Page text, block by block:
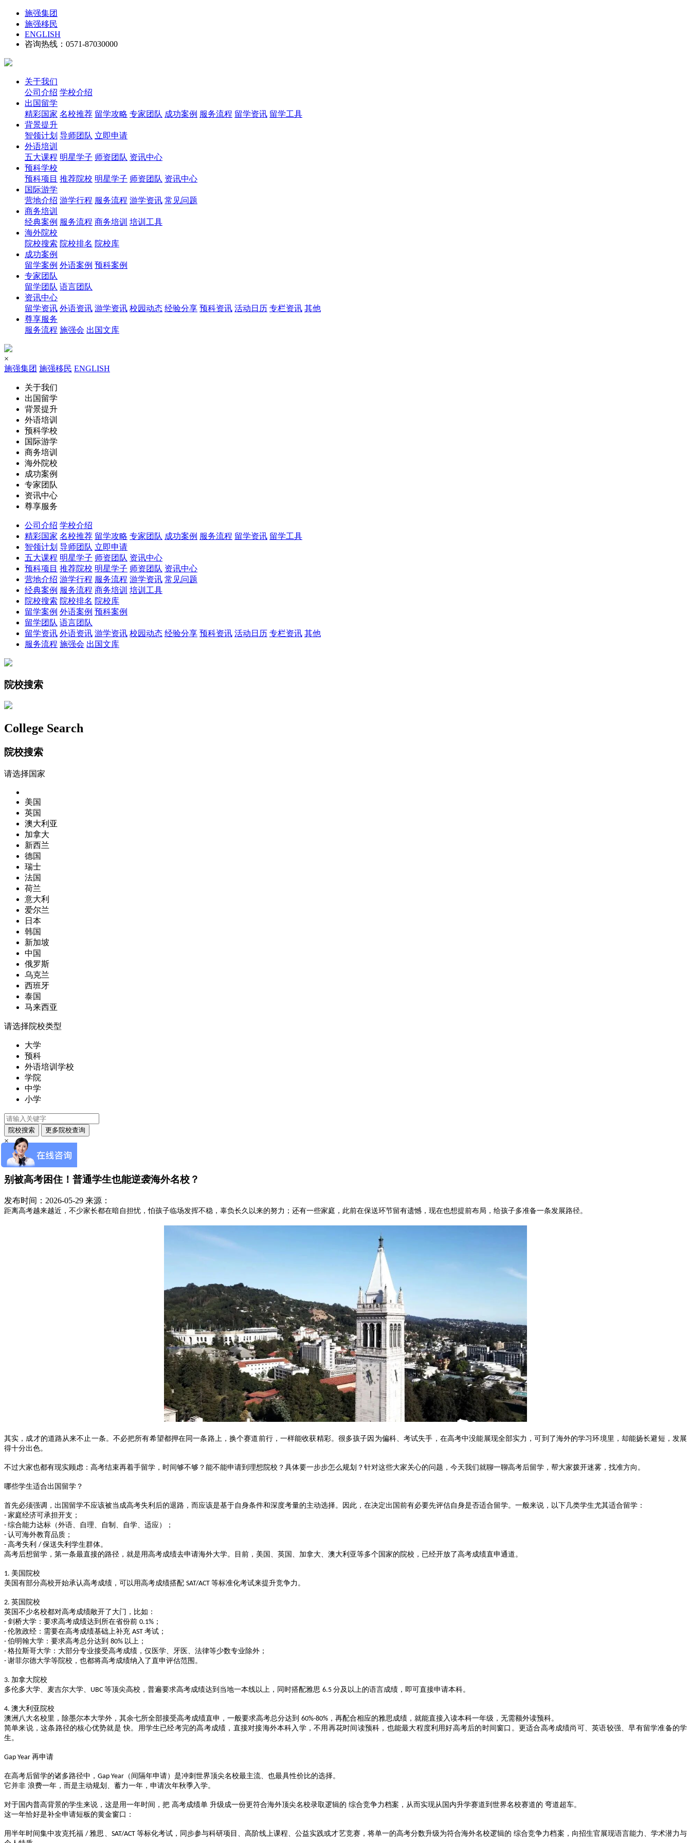
施强集团
施强移民
ENGLISH
咨询热线：0571-87030000
关于我们
公司介绍 学校介绍
出国留学
精彩国家 名校推荐 留学攻略 专家团队 成功案例 服务流程 留学资讯 留学工具
背景提升
智领计划 导师团队 立即申请
外语培训
五大课程 明星学子 师资团队 资讯中心
预科学校
预科项目 推荐院校 明星学子 师资团队 资讯中心
国际游学
营地介绍 游学行程 服务流程 游学资讯 常见问题
商务培训
经典案例 服务流程 商务培训 培训工具
海外院校
院校搜索 院校排名 院校库
成功案例
留学案例 外语案例 预科案例
专家团队
留学团队 语言团队
资讯中心
留学资讯 外语资讯 游学资讯 校园动态 经验分享 预科资讯 活动日历 专栏资讯 其他
尊享服务
服务流程 施强会 出国文库
×
施强集团 施强移民 ENGLISH
关于我们
出国留学
背景提升
外语培训
预科学校
国际游学
商务培训
海外院校
成功案例
专家团队
资讯中心
尊享服务
公司介绍 学校介绍
精彩国家 名校推荐 留学攻略 专家团队 成功案例 服务流程 留学资讯 留学工具
智领计划 导师团队 立即申请
五大课程 明星学子 师资团队 资讯中心
预科项目 推荐院校 明星学子 师资团队 资讯中心
营地介绍 游学行程 服务流程 游学资讯 常见问题
经典案例 服务流程 商务培训 培训工具
院校搜索 院校排名 院校库
留学案例 外语案例 预科案例
留学团队 语言团队
留学资讯 外语资讯 游学资讯 校园动态 经验分享 预科资讯 活动日历 专栏资讯 其他
服务流程 施强会 出国文库
院校搜索
College Search
院校搜索
请选择国家
美国
英国
澳大利亚
加拿大
新西兰
德国
瑞士
法国
荷兰
意大利
爱尔兰
日本
韩国
新加坡
中国
俄罗斯
乌克兰
西班牙
泰国
马来西亚
请选择院校类型
大学
预科
外语培训学校
学院
中学
小学
×
别被高考困住！普通学生也能逆袭海外名校？
发布时间：2026-05-29 来源：
距离高考越来越近，不少家长都在暗自担忧，怕孩子临场发挥不稳，辜负长久以来的努力；还有一些家庭，此前在保送环节留有遗憾，现在也想提前布局，给孩子多准备一条发展路径。
其实，成才的道路从来不止一条。不必把所有希望都押在同一条路上，换个赛道前行，一样能收获精彩。很多孩子因为偏科、考试失手，在高考中没能展现全部实力，可到了海外的学习环境里，却能扬长避短，发展
得十分出色。
不过大家也都有现实顾虑：高考结束再着手留学，时间够不够？能不能申请到理想院校？具体要一步步怎么规划？针对这些大家关心的问题，今天我们就聊一聊高考后留学，帮大家拨开迷雾，找准方向。
哪些学生适合出国留学？
首先必须强调，出国留学不应该被当成高考失利后的退路，而应该是基于自身条件和深度考量的主动选择。因此，在决定出国前有必要先评估自身是否适合留学。一般来说，以下几类学生尤其适合留学：
- 家庭经济可承担开支；
- 综合能力达标（外语、自理、自制、自学、适应）；
- 认可海外教育品质；
- 高考失利 / 保送失利学生群体。
高考后想留学，第一条最直接的路径，就是用高考成绩去申请海外大学。目前，美国、英国、加拿大、澳大利亚等多个国家的院校，已经开放了高考成绩直申通道。
1. 美国院校
美国有部分高校开始承认高考成绩，可以用高考成绩搭配 SAT/ACT 等标准化考试来提升竞争力。
2. 英国院校
英国不少名校都对高考成绩敞开了大门，比如：
- 剑桥大学：要求高考成绩达到所在省份前 0.1% ；
- 伦敦政经：需要在高考成绩基础上补充 AST 考试；
- 伯明翰大学：要求高考总分达到 80% 以上；
- 格拉斯哥大学：大部分专业接受高考成绩，仅医学、牙医、法律等少数专业除外；
- 谢菲尔德大学等院校，也都将高考成绩纳入了直申评估范围。
3. 加拿大院校
多伦多大学、麦吉尔大学、 UBC 等顶尖高校，普遍要求高考成绩达到当地一本线以上，同时搭配雅思 6.5 分及以上的语言成绩，即可直接申请本科。
4. 澳大利亚院校
澳洲八大名校里，除墨尔本大学外，其余七所全部接受高考成绩直申，一般要求高考总分达到 60%-80% ，再配合相应的雅思成绩，就能直接入读本科一年级，无需额外读预科。
简单来说，这条路径的核心优势就是 快。用学生已经考完的高考成绩，直接对接海外本科入学，不用再花时间读预科，也能最大程度利用好高考后的时间窗口。更适合高考成绩尚可、英语较强、早有留学准备的学
生。
Gap Year 再申请
在高考后留学的诸多路径中， Gap Year （间隔年申请）是冲刺世界顶尖名校最主流、也最具性价比的选择。
它并非 浪费一年，而是主动规划、蓄力一年，申请次年秋季入学。
对于国内普高背景的学生来说，这是用一年时间，把 高考成绩单 升级成一份更符合海外顶尖名校录取逻辑的 综合竞争力档案，从而实现从国内升学赛道到世界名校赛道的 弯道超车。
这一年恰好是补全申请短板的黄金窗口：
用半年时间集中攻克托福 /雅思、 SAT/ACT 等标化考试，同步参与科研项目、高阶线上课程、公益实践或才艺竞赛，将单一的高考分数升级为符合海外名校逻辑的 综合竞争力档案，向招生官展现语言能力、学术潜力与